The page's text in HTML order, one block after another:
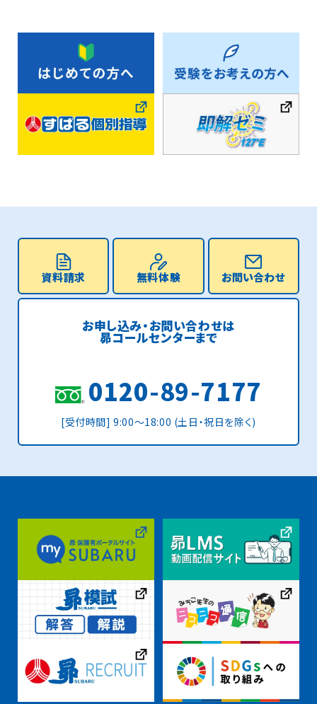
資料請求 無料体験 お問い合わせ
お申し込み・お問い合わせは
昴コールセンターまで
0120-89-7177
[受付時間] 9:00〜18:00 (土日・祝日を除く)